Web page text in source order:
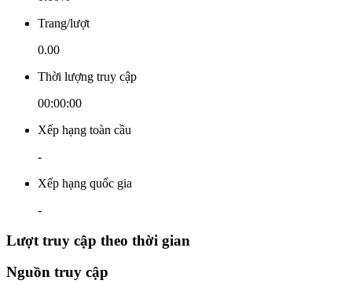
Trang/lượt
0.00
Thời lượng truy cập
00:00:00
Xếp hạng toàn cầu
-
Xếp hạng quốc gia
-
Lượt truy cập theo thời gian
Nguồn truy cập